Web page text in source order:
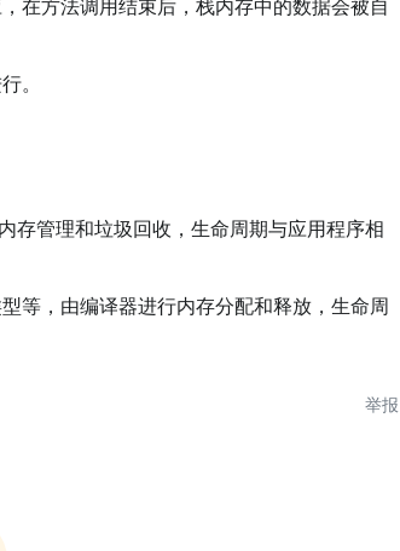
在方法调用结束后，栈内存中的数据会被自
。
存管理和垃圾回收，生命周期与应用程序相
等，由编译器进行内存分配和释放，生命周
举报